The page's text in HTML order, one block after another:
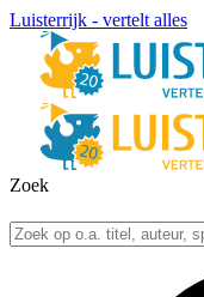
Luisterrijk - vertelt alles
Zoek